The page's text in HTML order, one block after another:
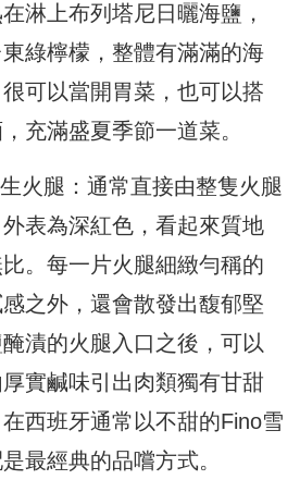
淋上布列塔尼日曬海鹽，
綠檸檬，整體有滿滿的海
可以當開胃菜，也可以搭
充滿盛夏季節一道菜。
火腿：通常直接由整隻火腿
表為深紅色，看起來質地
。每一片火腿細緻勻稱的
之外，還會散發出馥郁堅
漬的火腿入口之後，可以
實鹹味引出肉類獨有甘甜
西班牙通常以不甜的Fino雪
最經典的品嚐方式。